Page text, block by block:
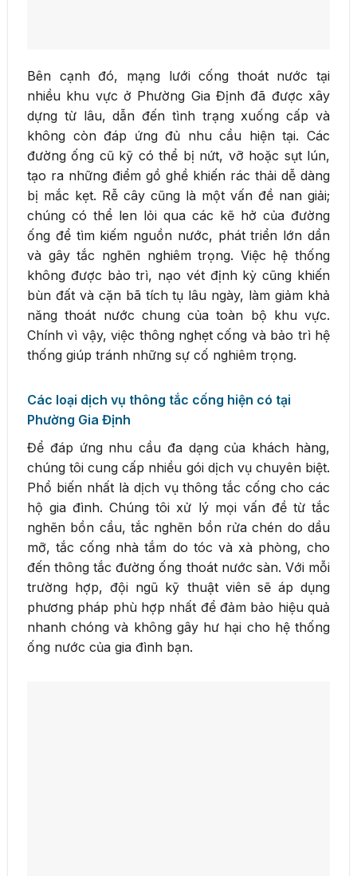
Bên cạnh đó, mạng lưới cống thoát nước tại
nhiều khu vực ở Phường Gia Định đã được xây
dựng từ lâu, dẫn đến tình trạng xuống cấp và
không còn đáp ứng đủ nhu cầu hiện tại. Các
đường ống cũ kỹ có thể bị nứt, vỡ hoặc sụt lún,
tạo ra những điểm gồ ghề khiến rác thải dễ dàng
bị mắc kẹt. Rễ cây cũng là một vấn đề nan giải;
chúng có thể len lỏi qua các kẽ hở của đường
ống để tìm kiếm nguồn nước, phát triển lớn dần
và gây tắc nghẽn nghiêm trọng. Việc hệ thống
không được bảo trì, nạo vét định kỳ cũng khiến
bùn đất và cặn bã tích tụ lâu ngày, làm giảm khả
năng thoát nước chung của toàn bộ khu vực.
Chính vì vậy, việc thông nghẹt cống và bảo trì hệ
thống giúp tránh những sự cố nghiêm trọng.
Các loại dịch vụ thông tắc cống hiện có tại
Phường Gia Định
Để đáp ứng nhu cầu đa dạng của khách hàng,
chúng tôi cung cấp nhiều gói dịch vụ chuyên biệt.
Phổ biến nhất là dịch vụ thông tắc cống cho các
hộ gia đình. Chúng tôi xử lý mọi vấn đề từ tắc
nghẽn bồn cầu, tắc nghẽn bồn rửa chén do dầu
mỡ, tắc cống nhà tắm do tóc và xà phòng, cho
đến thông tắc đường ống thoát nước sàn. Với mỗi
trường hợp, đội ngũ kỹ thuật viên sẽ áp dụng
phương pháp phù hợp nhất để đảm bảo hiệu quả
nhanh chóng và không gây hư hại cho hệ thống
ống nước của gia đình bạn.